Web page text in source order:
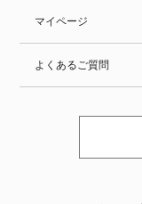
マイページ
よくあるご質問